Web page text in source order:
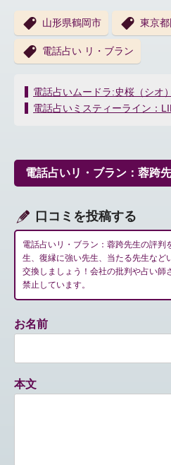
山形県鶴岡市 東京
電話占い リ・ブラン
投
稿
ー
シ
ン
電話占いムードラ:史桜（シオ
電話占いミスティーライン：
電話占いリ・ブラン：蓉跨
口コミを投稿する
電話占いリ・ブラン：蓉跨先生の評判
生、復縁に強い先生、当たる先生など
交換しましょう！会社の批判や占い師
禁止しています。
お名前
本文